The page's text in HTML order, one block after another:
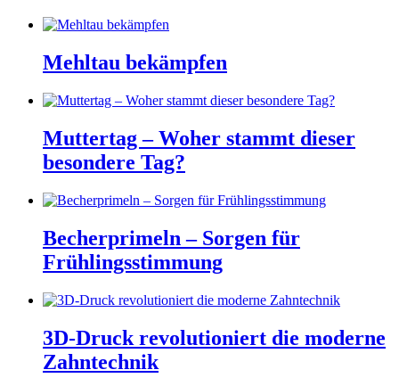
Mehltau bekämpfen
Muttertag – Woher stammt dieser
besondere Tag?
Becherprimeln – Sorgen für
Frühlingsstimmung
3D-Druck revolutioniert die moderne
Zahntechnik